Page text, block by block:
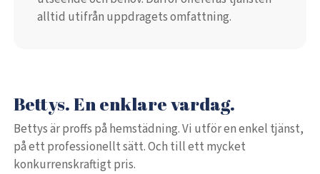
alltid utifrån uppdragets omfattning.
Bettys. En enklare vardag.
Bettys är proffs på hemstädning. Vi utför en enkel tjänst,
på ett professionellt sätt. Och till ett mycket
konkurrenskraftigt pris.